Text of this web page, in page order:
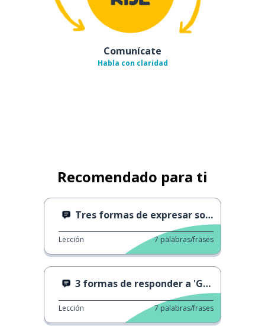
Comunícate
Habla con claridad
Recomendado para ti
Tres formas de expresar sorpresa.
Lección 7 palabras/frases
3 formas de responder a 'Gracias'
Lección 7 palabras/frases